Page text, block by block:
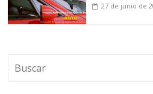
27 de junio de